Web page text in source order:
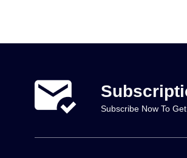
Subscribe Now To